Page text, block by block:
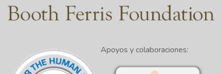
Apoyos y colaboraciones: